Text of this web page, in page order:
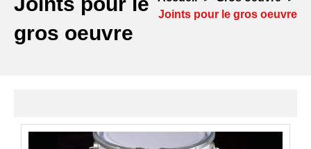
gros oeuvre
Joints pour le gros oeuvre